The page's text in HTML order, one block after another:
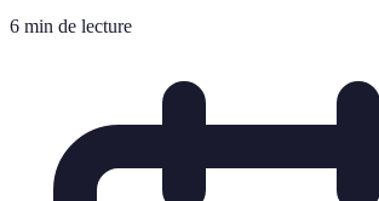
6 min de lecture